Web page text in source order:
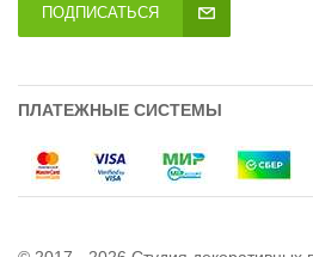
ПОДПИСАТЬСЯ
ПЛАТЕЖНЫЕ СИСТЕМЫ